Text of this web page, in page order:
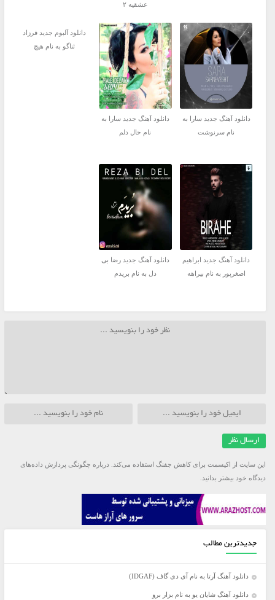
عشقیه ۲
دانلود آهنگ جدید سارا به
نام سرنوشت
دانلود آهنگ جدید سارا به
نام حال دلم
دانلود آلبوم جدید فرزاد
ثناگو به نام هیچ
دانلود آهنگ جدید ابراهیم
اصغرپور به نام بیراهه
دانلود آهنگ جدید رضا بی
دل به نام بریدم
این سایت از اکیسمت برای کاهش جفنگ استفاده می‌کند. درباره چگونگی پردازش داده‌های
دیدگاه خود بیشتر بدانید.
جدیدترین مطالب
دانلود آهنگ آرتا به نام آی دی گاف (IDGAF)
دانلود آهنگ شایان یو به نام بزار برو